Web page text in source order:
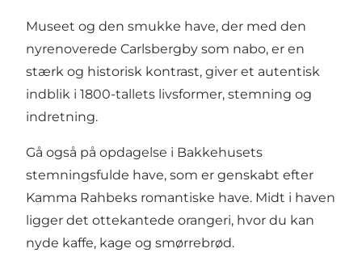
Museet og den smukke have, der med den
nyrenoverede Carlsbergby som nabo, er en
stærk og historisk kontrast, giver et autentisk
indblik i 1800-tallets livsformer, stemning og
indretning.
Gå også på opdagelse i Bakkehusets
stemningsfulde have, som er genskabt efter
Kamma Rahbeks romantiske have. Midt i haven
ligger det ottekantede orangeri, hvor du kan
nyde kaffe, kage og smørrebrød.